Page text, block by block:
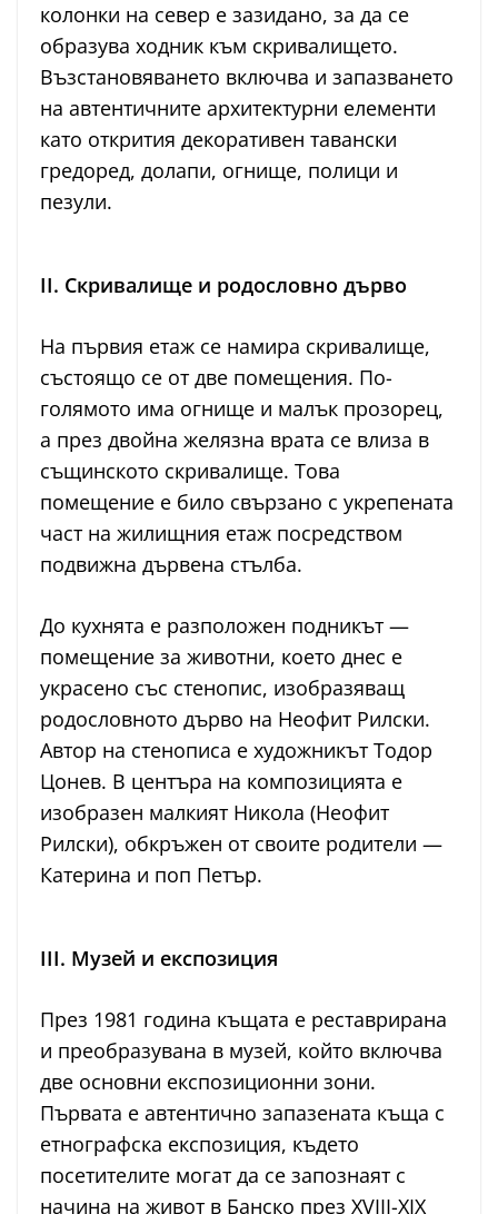
колонки на север е зазидано, за да се
образува ходник към скривалището.
Възстановяването включва и запазването
на автентичните архитектурни елементи
като открития декоративен тавански
гредоред, долапи, огнище, полици и
пезули.
II. Скривалище и родословно дърво
На първия етаж се намира скривалище,
състоящо се от две помещения. По-
голямото има огнище и малък прозорец,
а през двойна желязна врата се влиза в
същинското скривалище. Това
помещение е било свързано с укрепената
част на жилищния етаж посредством
подвижна дървена стълба.
До кухнята е разположен подникът —
помещение за животни, което днес е
украсено със стенопис, изобразяващ
родословното дърво на Неофит Рилски.
Автор на стенописа е художникът Тодор
Цонев. В центъра на композицията е
изобразен малкият Никола (Неофит
Рилски), обкръжен от своите родители —
Катерина и поп Петър.
III. Музей и експозиция
През 1981 година къщата е реставрирана
и преобразувана в музей, който включва
две основни експозиционни зони.
Първата е автентично запазената къща с
етнографска експозиция, където
посетителите могат да се запознаят с
начина на живот в Банско през XVIII-XIX